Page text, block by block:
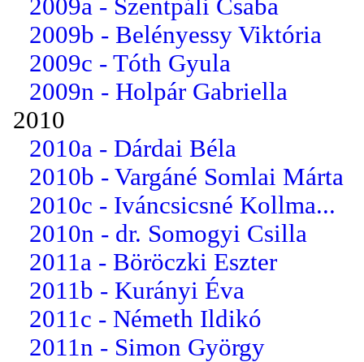
2009a - Szentpáli Csaba
2009b - Belényessy Viktória
2009c - Tóth Gyula
2009n - Holpár Gabriella
2010
2010a - Dárdai Béla
2010b - Vargáné Somlai Márta
2010c - Iváncsicsné Kollma...
2010n - dr. Somogyi Csilla
2011a - Böröczki Eszter
2011b - Kurányi Éva
2011c - Németh Ildikó
2011n - Simon György